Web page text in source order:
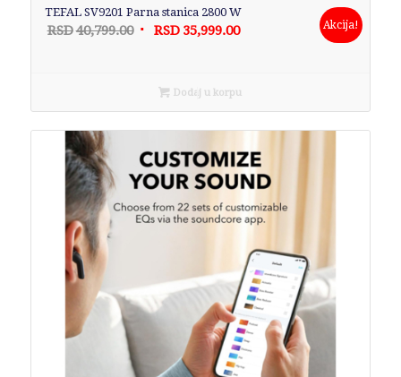
TEFAL SV9201 Parna stanica 2800 W
RSD40,799.00 Originalna
bila:
RSD40,799.00.
RSD 35,999.00Trenutna
RSD35,999.00.
Akcija!
Dodaj u korpu